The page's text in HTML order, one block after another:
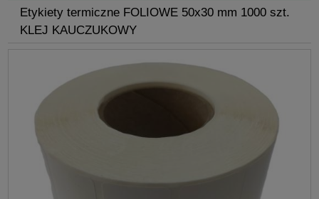
Etykiety termiczne FOLIOWE 50x30 mm 1000 szt.
KLEJ KAUCZUKOWY